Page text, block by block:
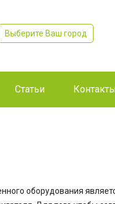
Выберите Ваш город
Статьи
оборудования